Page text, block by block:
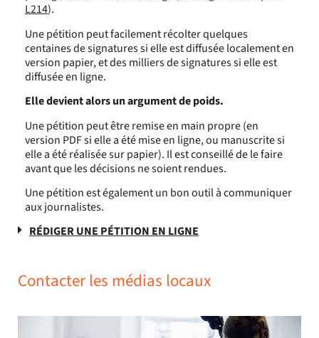
L214).
Une pétition peut facilement récolter quelques
centaines de signatures si elle est diffusée localement en
version papier, et des milliers de signatures si elle est
diffusée en ligne.
Elle devient alors un argument de poids.
Une pétition peut être remise en main propre (en
version PDF si elle a été mise en ligne, ou manuscrite si
elle a été réalisée sur papier). Il est conseillé de le faire
avant que les décisions ne soient rendues.
Une pétition est également un bon outil à communiquer
aux journalistes.
RÉDIGER UNE PÉTITION EN LIGNE
Contacter les médias locaux